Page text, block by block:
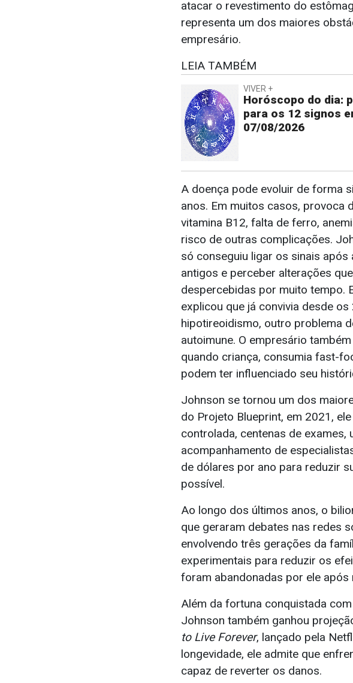
atacar o revestimento do
representa um dos maiores
empresário.
LEIA TAMBÉM
VIVER +
Horóscopo do dia:
para os 12 signos
07/08/2026
A doença pode evoluir de forma
anos. Em muitos casos, provoca
vitamina B12, falta de ferro,
risco de outras complicações.
só conseguiu ligar os sinais após
antigos e perceber alterações
despercebidas por muito tempo.
explicou que já convivia desde
hipotireoidismo, outro problema
autoimune. O empresário
quando criança, consumia fast-
podem ter influenciado seu
Johnson se tornou um dos
do Projeto Blueprint, em 2021,
controlada, centenas de
acompanhamento de
de dólares por ano para reduzir
possível.
Ao longo dos últimos anos, o
que geraram debates nas redes
envolvendo três gerações da
experimentais para reduzir os
foram abandonadas por ele
Além da fortuna conquistada
Johnson também ganhou
to Live Forever, lançado pela
longevidade, ele admite que
capaz de reverter os danos.